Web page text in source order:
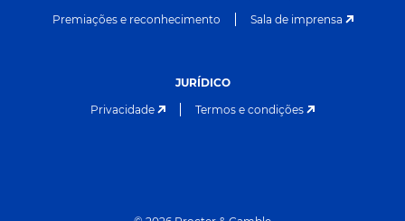
Premiações e reconhecimento
Sala de imprensa
JURÍDICO
Privacidade
Termos e condições